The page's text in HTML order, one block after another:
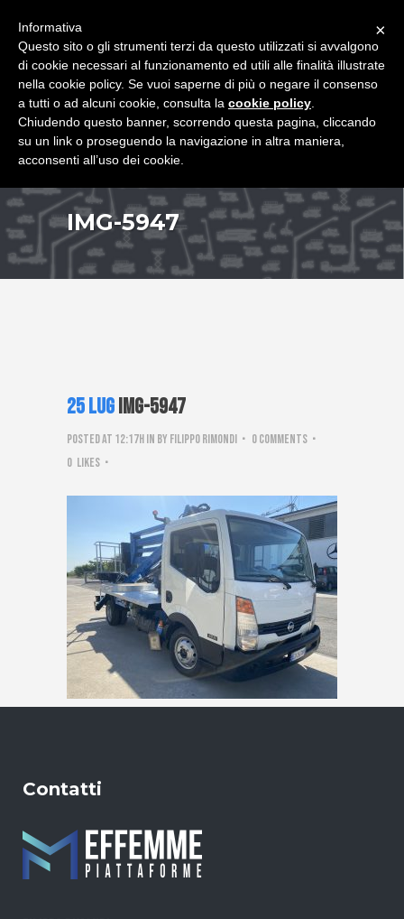
IMG-5947
25 LugIMG-5947
Posted at 12:17hin by Filippo Rimondi
0 Comments
0 Likes
Contatti
×
Informativa
Questo sito o gli strumenti terzi da questo utilizzati si avvalgono
di cookie necessari al funzionamento ed utili alle finalità illustrate
nella cookie policy. Se vuoi saperne di più o negare il consenso
a tutti o ad alcuni cookie, consulta la cookie policy
Chiudendo questo banner, scorrendo questa pagina, cliccando
su un link o proseguendo la navigazione in altra maniera,
acconsenti all’uso dei cookie.